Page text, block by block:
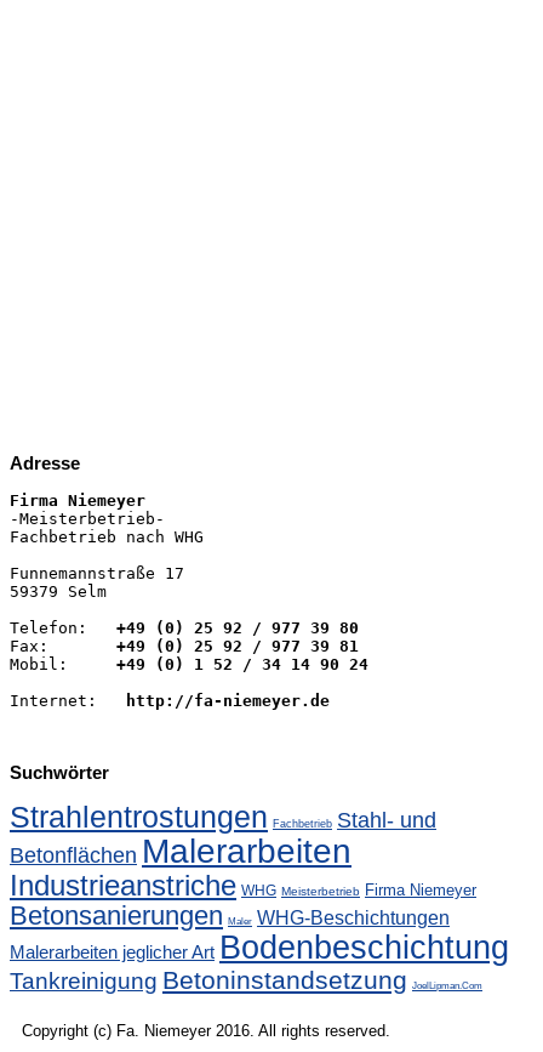
Adresse
Firma Niemeyer
-Meisterbetrieb-
Fachbetrieb nach WHG
Funnemannstraße 17
59379 Selm
Telefon:
   +49 (0) 25 92 / 977 39 80
Fax: +49 (0) 25 92 / 977 39 81
Mobil:
     +49 (0) 1 52 / 34 14 90 24
Internet:
http://fa-niemeyer.de
Suchwörter
Strahlentrostungen Fachbetrieb Stahl- und
Betonflächen Malerarbeiten
Industrieanstriche WHG Meisterbetrieb Firma Niemeyer
Betonsanierungen Maler WHG-Beschichtungen
Malerarbeiten jeglicher Art Bodenbeschichtung
Tankreinigung Betoninstandsetzung JoelLipman.Com
Copyright (c) Fa. Niemeyer 2016. All rights reserved.